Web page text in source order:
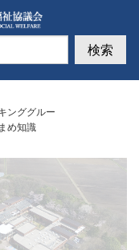
検索
ンググルー
知識